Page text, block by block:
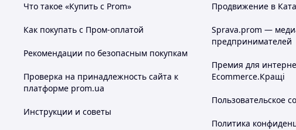
Что такое «Купить с Prom»
Как покупать с Пром-оплатой
Рекомендации по безопасным покупкам
Проверка на принадлежность сайта к
платформе prom.ua
Инструкции и советы
Продвижение в
Sprava.prom —
предпринимателей
Премия для
Ecommerce.Кращі
Пользовательское
Политика